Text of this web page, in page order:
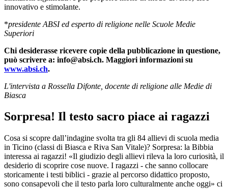
innovativo e stimolante.
*presidente ABSI ed esperto di religione nelle Scuole Medie
Superiori
Chi desiderasse ricevere copie della pubblicazione in questione,
può scrivere a: info@absi.ch. Maggiori informazioni su
www.absi.ch.
L'intervista a Rossella Difonte, docente di religione alle Medie di
Biasca
Sorpresa! Il testo sacro piace ai ragazzi
Cosa si scopre dall’indagine svolta tra gli 84 allievi di scuola media
in Ticino (classi di Biasca e Riva San Vitale)? Sorpresa: la Bibbia
interessa ai ragazzi! «Il giudizio degli allievi rileva la loro curiosità, il
desiderio di scoprire cose nuove. I ragazzi - che sanno collocare
storicamente i testi biblici - grazie al percorso didattico proposto,
sono consapevoli che il testo parla loro culturalmente anche oggi» ci